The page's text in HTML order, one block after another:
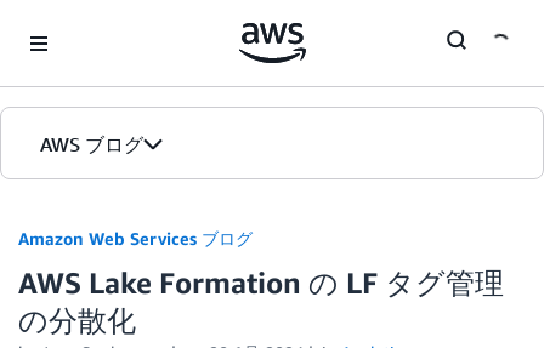
AWS ブログ
カテゴリ
エディション
Amazon Web Services ブログ
AWS Lake Formation の LF タグ管理
の分散化